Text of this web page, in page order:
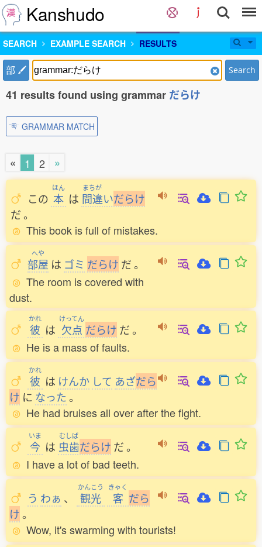
Kanshudo
SEARCH EXAMPLE SEARCH RESULTS
部 Search
41 results found using grammar だらけ
GRAMMAR MATCH
« 1 2 »
この
ほん
本 は
まちが
間違いだらけ
だ。
This book is full of mistakes.
へや
部屋 は ゴミ だらけ だ。
The room is covered with
dust.
かれ
彼 は
けってん
欠点 だらけ だ。
He is a mass of faults.
かれ
彼 は けんか して あざだら
け に なった。
He had bruises all over after the fight.
いま
今 は
むしば
虫歯だらけ だ。
I have a lot of bad teeth.
う わぁ 、
かんこう
観光
きゃく
客 だら
け。
Wow, it's swarming with tourists!